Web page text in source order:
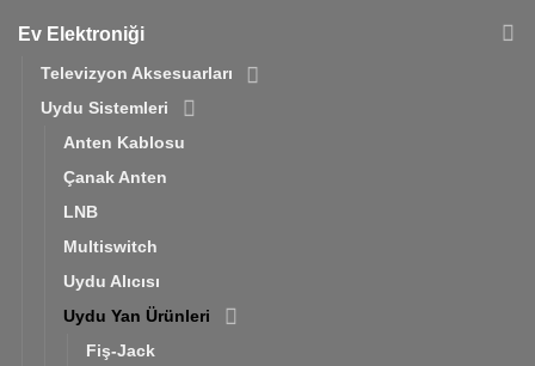
Ev Elektroniği
Televizyon Aksesuarları
Uydu Sistemleri
Anten Kablosu
Çanak Anten
LNB
Multiswitch
Uydu Alıcısı
Uydu Yan Ürünleri
Fiş-Jack